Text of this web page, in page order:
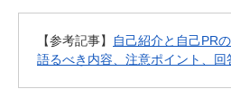
【参考記事】
自己紹介と自己PR
語るべき内容、注意ポイント、回